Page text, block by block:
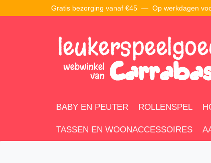
Gratis bezorging vanaf €45 — Op werkdagen
BABY EN PEUTER ROLLENSPEL
TASSEN EN WOONACCESSOIRES